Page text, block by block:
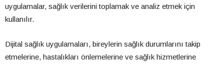
uygulamalar, sağlık verilerini toplamak ve analiz etmek için
kullanılır.
Dijital sağlık uygulamaları, bireylerin sağlık durumlarını takip
etmelerine, hastalıkları önlemelerine ve sağlık hizmetlerine